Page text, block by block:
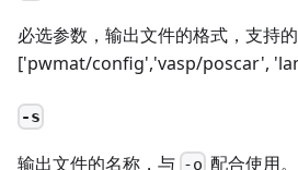
必选参数，输出文件的格式，支持
['pwmat/config','vasp/poscar',
-s
输出文件的名称，与 -o 配合使用